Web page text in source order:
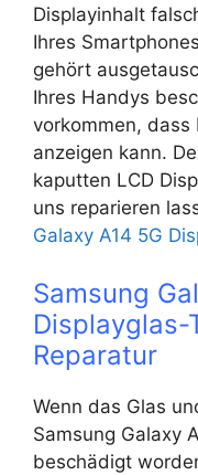
Displayinhalt
Ihres
gehört
Ihres Handys
vorkommen, dass
anzeigen kann.
kaputten LCD
uns reparieren
Galaxy A14 5G
Samsung
Displayglas-
Reparatur
Wenn das Glas
Samsung Galaxy
beschädigt